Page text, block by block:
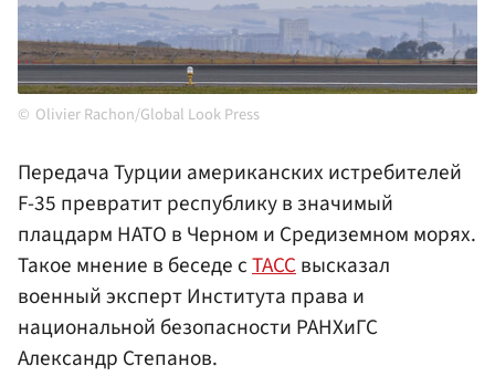
Olivier Rachon/Global Look Press
Передача Турции американских истребителей
F-35 превратит республику в значимый
плацдарм НАТО в Черном и Средиземном морях.
Такое мнение в беседе сТАССвысказал
военный эксперт Института права и
национальной безопасности РАНХиГС
Александр Степанов.